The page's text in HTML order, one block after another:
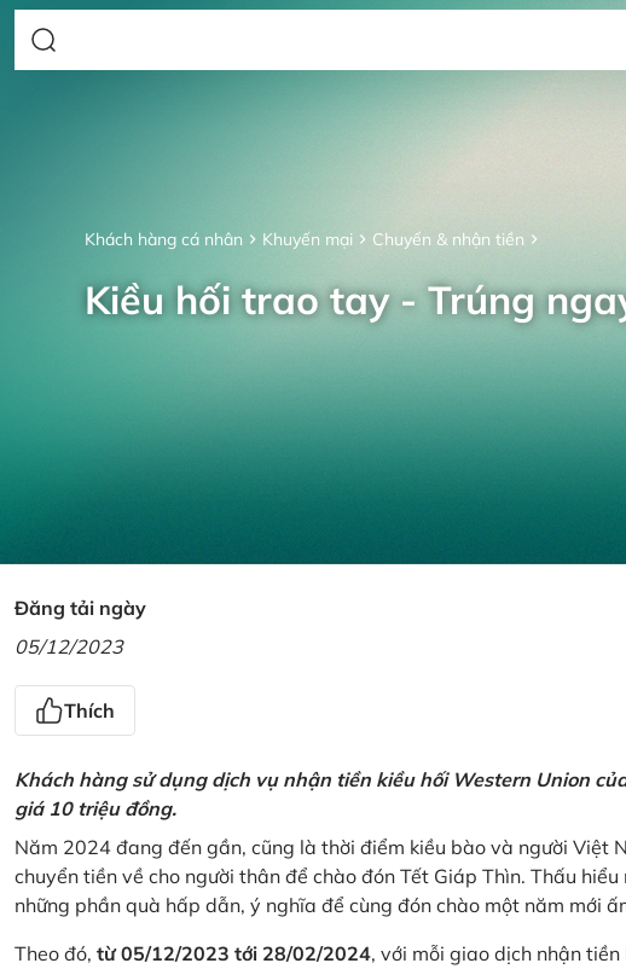
Khách hàng cá nhân Khuyến mại Chuyển & nhận tiền
Kiều hối trao tay - Trúng
Đăng tải ngày
05/12/2023
Thích
Khách hàng sử dụng dịch vụ nhận tiền kiều hối Western Union
giá 10 triệu đồng.
Năm 2024 đang đến gần, cũng là thời điểm kiều bào và người Việt
chuyển tiền về cho người thân để chào đón Tết Giáp Thìn. Thấu
những phần quà hấp dẫn, ý nghĩa để cùng đón chào một năm mới
Theo đó, từ 05/12/2023 tới 28/02/2024, với mỗi giao dịch nhận